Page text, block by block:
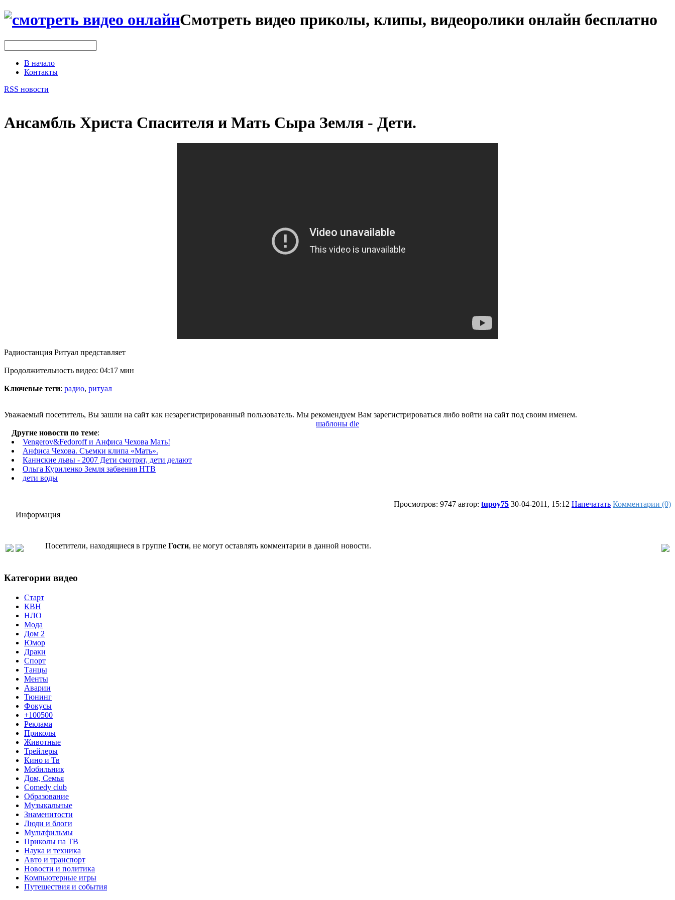
Смотреть видео приколы, клипы, видеоролики онлайн бесплатно
В начало
Контакты
RSS новости
Ансамбль Христа Спасителя и Мать Сыра Земля - Дети.
Радиостанция Ритуал представляет
Продолжительность видео: 04:17 мин
Ключевые теги: радио, ритуал
Уважаемый посетитель, Вы зашли на сайт как незарегистрированный пользователь. Мы рекомендуем Вам зарегистрироваться либо войти на сайт под своим именем.
шаблоны dle
Другие новости по теме:
Vengerov&Fedoroff и Анфиса Чехова Мать!
Анфиса Чехова. Съемки клипа «Мать».
Каннские львы - 2007 Дети смотрят, дети делают
Ольга Куриленко Земля забвения НТВ
дети воды
Просмотров: 9747 автор: tupoy75 30-04-2011, 15:12 Напечатать Комментарии (0)
Информация
Посетители, находящиеся в группе Гости, не могут оставлять комментарии в данной новости.
Категории видео
Старт
КВН
НЛО
Мода
Дом 2
Юмор
Драки
Спорт
Танцы
Менты
Аварии
Тюнинг
Фокусы
+100500
Реклама
Приколы
Животные
Трейлеры
Кино и Тв
Мобильник
Дом, Семья
Comedy club
Образование
Музыкальные
Знаменитости
Люди и блоги
Мультфильмы
Приколы на ТВ
Наука и техника
Авто и транспорт
Новости и политика
Компьютерные игры
Путешествия и события